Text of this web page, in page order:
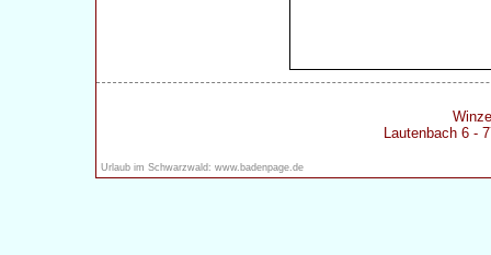
Lautenbach 6 -
Urlaub im Schwarzwald: www.badenpage.de